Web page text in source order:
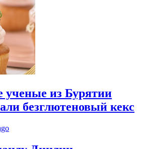
ученые из Бурятии
безглютеновый кекс